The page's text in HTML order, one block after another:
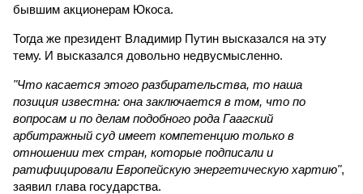
бывшим акционерам Юкоса.
Тогда же президент Владимир Путин высказался на эту
тему. И высказался довольно недвусмысленно.
"Что касается этого разбирательства, то наша
позиция известна: она заключается в том, что по
вопросам и по делам подобного рода Гаагский
арбитражный суд имеет компетенцию только в
отношении тех стран, которые подписали и
ратифицировали Европейскую энергетическую хартию",
заявил глава государства.